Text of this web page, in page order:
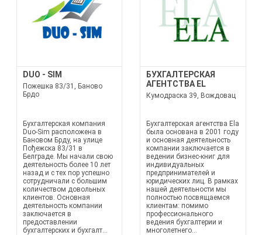
DUO - SIM
Пожешка 83/31, Баново
Брдо
Бухгалтерская компания
Duo-Sim расположена в
Бановом Брду, на улице
Пођежска 83/31 в
Белграде. Мы начали свою
деятельность более 10 лет
назад и с тех пор успешно
сотрудничали с большим
количеством довольных
клиентов. Основная
деятельность компании
заключается в
предоставлении
бухгалтерских и бухгалт...
БУХГАЛТЕРСКАЯ
АГЕНТСТВА EL
Кумодраска 39, Вождовац
Бухгалтерская агентства Ela
была основана в 2001 году
и основная деятельность
компании заключается в
ведении бизнес-книг для
индивидуальных
предпринимателей и
юридических лиц. В рамках
нашей деятельности мы
полностью посвящаемся
клиентам: помимо
профессионального
ведения бухгалтерии и
многолетнего...